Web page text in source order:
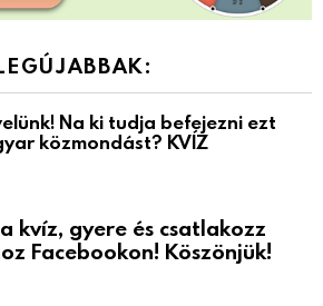
Na ki tudja befejezni ezt
közmondást? KVÍZ
kvíz, gyere és csatlakozz
Facebookon! Köszönjük!